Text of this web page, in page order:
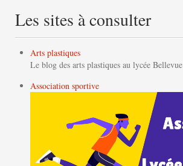
Les sites à consulter
Arts plastiques
Le blog des arts plastiques au lycée Bellevue
Association sportive